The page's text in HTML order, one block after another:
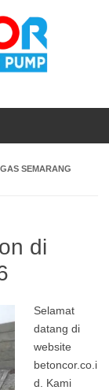
SEMARANG
di
Selamat
datang di
website
betoncor.co.i
d. Kami